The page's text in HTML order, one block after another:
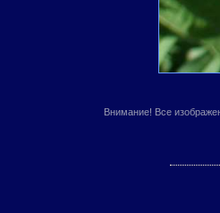
Внимание! Все